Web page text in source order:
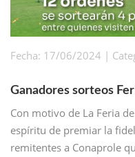
Fecha: 17/06/2024 |
Ganadores sorteos
Con motivo de La Feria
espíritu de premiar la
remitentes a Conaprole